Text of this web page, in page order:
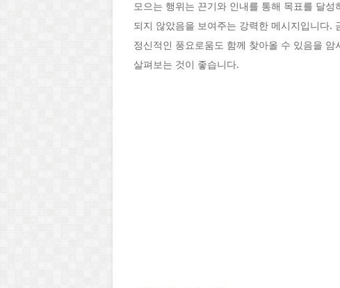
모으는 행위는 끈기와 인내를 통해 목표를 달
되지 않았음을 보여주는 강력한 메시지입니다.
정신적인 풍요로움도 함께 찾아올 수 있음을
살펴보는 것이 좋습니다.